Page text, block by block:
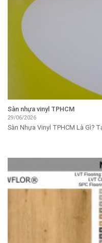
Sàn nhựa vinyl TPHCM
29/06/2026
Sàn Nhựa Vinyl TPHCM Là Gì?